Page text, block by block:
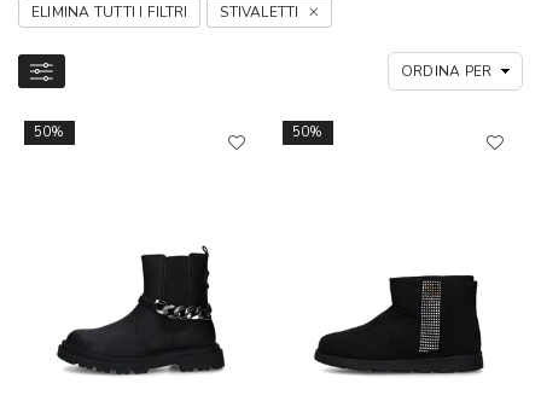
ELIMINA TUTTI I FILTRI STIVALETTI
50% 50%